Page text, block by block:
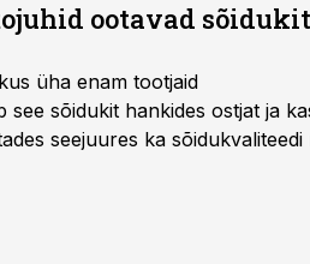
ootavad
üha enam tootjaid
sõidukit hankides ostjat ja
seejuures ka sõidukvaliteedi